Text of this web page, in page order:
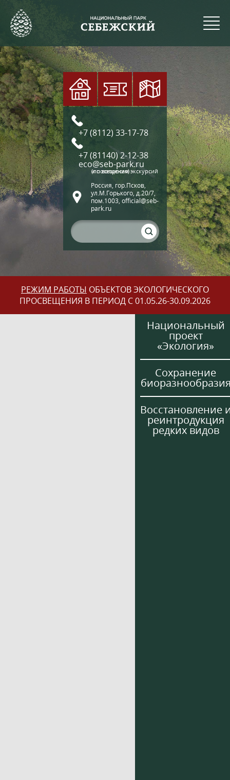
+7 (8112) 33-17-78
+7 (81140) 2-12-38
eco@seb-park.ru
(по вопросам экскурсий и посещения)
Россия, гор.Псков,
ул.М.Горького, д.20/7,
пом.1003, official@seb-
park.ru
РЕЖИМ РАБОТЫ ОБЪЕКТОВ ЭКОЛОГИЧЕСКОГО
ПРОСВЕЩЕНИЯ В ПЕРИОД С 01.05.26-30.09.2026
Национальный
проект
«Экология»
Сохранение
Восстановление
реинтродукция
редких видов